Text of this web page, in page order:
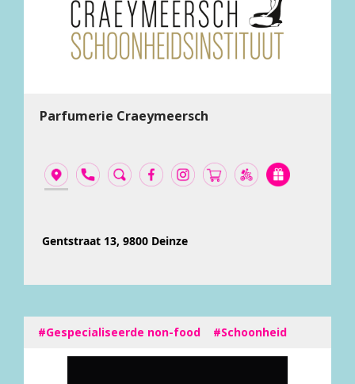
Parfumerie Craeymeersch
Gentstraat 13, 9800 Deinze
#Gespecialiseerde non-food #Schoonheid